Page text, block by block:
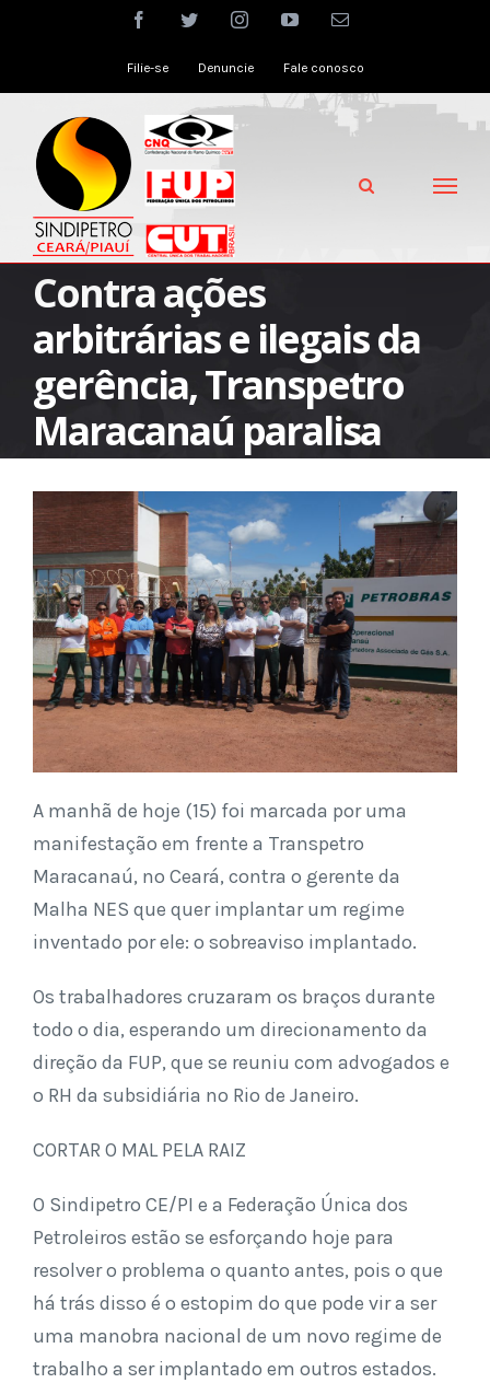
facebooktwitter instagramyoutubeEmail
Filie-se Denuncie Fale conosco
Contra ações
arbitrárias e ilegais da
gerência, Transpetro
Maracanaú paralisa
A manhã de hoje (15) foi marcada por uma
manifestação em frente a Transpetro
Maracanaú, no Ceará, contra o gerente da
Malha NES que quer implantar um regime
inventado por ele: o sobreaviso implantado.
Os trabalhadores cruzaram os braços durante
todo o dia, esperando um direcionamento da
direção da FUP, que se reuniu com advogados e
o RH da subsidiária no Rio de Janeiro.
CORTAR O MAL PELA RAIZ
O Sindipetro CE/PI e a Federação Única dos
Petroleiros estão se esforçando hoje para
resolver o problema o quanto antes, pois o que
há trás disso é o estopim do que pode vir a ser
uma manobra nacional de um novo regime de
trabalho a ser implantado em outros estados.